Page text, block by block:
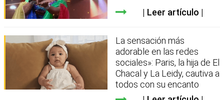
Leer artículo
La sensación más
adorable en las redes
sociales»: Paris, la hija de El
Chacal y La Leidy, cautiva a
todos con su encanto